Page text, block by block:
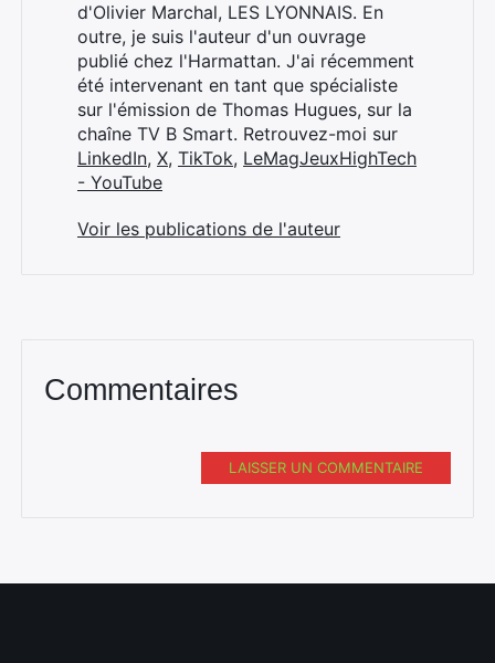
d'Olivier Marchal, LES LYONNAIS. En
outre, je suis l'auteur d'un ouvrage
publié chez l'Harmattan. J'ai récemment
été intervenant en tant que spécialiste
sur l'émission de Thomas Hugues, sur la
chaîne TV B Smart. Retrouvez-moi sur
LinkedIn, X, TikTok, LeMagJeuxHighTech
- YouTube
Voir les publications de l'auteur
Commentaires
LAISSER UN COMMENTAIRE